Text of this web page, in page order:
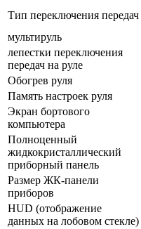
Тип переключения передач
мультируль
лепестки переключения
передач на руле
Обогрев руля
Память настроек руля
Экран бортового
компьютера
Полноценный
жидкокристаллический
приборный панель
Размер ЖК-панели
приборов
HUD (отображение
данных на лобовом стекле)